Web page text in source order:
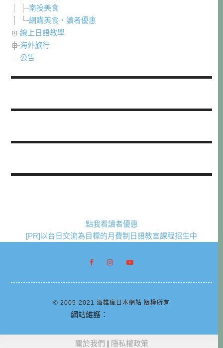
南投美食
網購美食・讀者優惠
線上日語教學
海外旅行
公告
點我看讀者優惠
[PR]以台日交流為目標的月費制日語教室課程招生中
© 2005-2021 酒雄瘋日本網站 版權所有
網站維護：
關於我們 | 隱私權政策